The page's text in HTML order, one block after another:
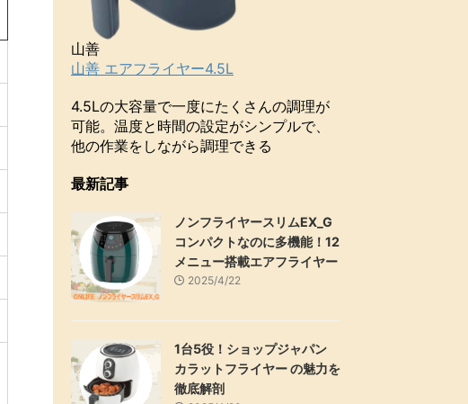
山善
山善 エアフライヤー4.5L
4.5Lの大容量で一度にたくさんの調理が
可能。温度と時間の設定がシンプルで、
他の作業をしながら調理できる
最新記事
ノンフライヤースリムEX_G
コンパクトなのに多機能！12
メニュー搭載エアフライヤー
2025/4/22
1台5役！ショップジャパン
カラットフライヤー の魅力を
徹底解剖